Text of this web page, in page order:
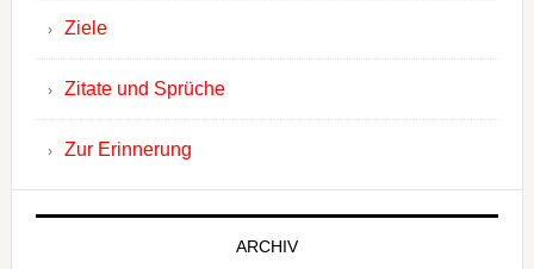
Ziele
Zitate und Sprüche
Zur Erinnerung
ARCHIV